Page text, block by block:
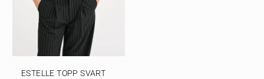
ESTELLE TOPP SVART